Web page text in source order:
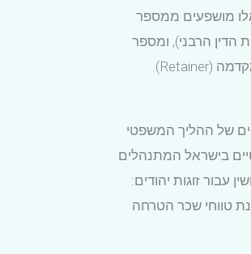
אלו מושפעים ממספר
הדין הרבני), ומספר
הדיונים המשפטיים הנדרשים. מבני התשלום המקובלים כוללים תעריף שעתי, שכר טרחה קבוע (במקרים פשוטים יחסית), ותשלום מקדמה (Retainer).
של ההליך המשפטי
בישראל המתנהלים
עבור זוגות יהודים:
טווחי שכר הטרחה